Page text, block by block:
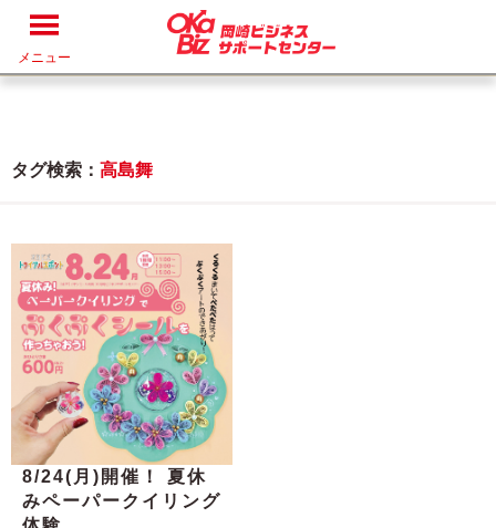
メニュー
タグ検索： 高島舞
8/24(月)開催！ 夏休
みペーパークイリング